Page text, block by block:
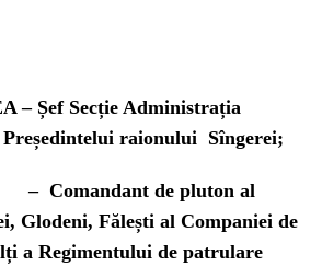
– Șef Secție Administrația
raionului Sîngerei;
– Comandant de pluton al
Glodeni, Fălești al Companiei de
a Regimentului de patrulare